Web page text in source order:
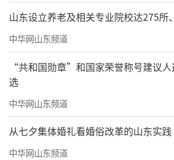
山东设立养老及相关专业院校达275所
中华网山东频道
“共和国勋章”和国家荣誉称号建议
选
中华网山东频道
从七夕集体婚礼看婚俗改革的山东实践
中华网山东频道